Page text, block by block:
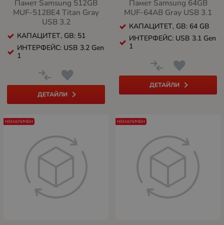
Памет Samsung 512GB
MUF-512BE4 Titan Gray
USB 3.2
КАПАЦИТЕТ, GB: 51
ИНТЕРФЕЙС: USB 3.2 Gen
1
ДЕТАЙЛИ
Памет Samsung 64GB
MUF-64AB Gray USB 3.1
КАПАЦИТЕТ, GB: 64 GB
ИНТЕРФЕЙС: USB 3.1 Gen
1
ДЕТАЙЛИ
НЕНАЛИЧЕН НЕНАЛИЧЕН